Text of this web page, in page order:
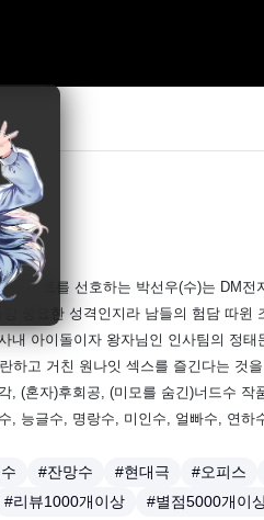
의 슈트를 선호하는 박선우(수)는 DM
장 중요한 성격인지라 남들의 험담 따
내 아이돌이자 왕자님인 인사팀의 정
하고 거친 원나잇 섹스를 즐긴다는 것
(혼자)후회공, (미모를 숨긴)너드수
, 능글수, 명랑수, 미인수, 얼빠수, 연
#잔망수 #현대극 #오피스
#리뷰1000개이상 #별점5000개이